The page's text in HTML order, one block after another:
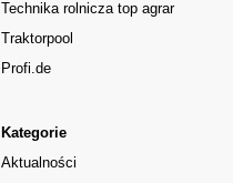
Kategorie
Aktualności
Technika rolnicza top agrar
Traktorpool
Profi.de